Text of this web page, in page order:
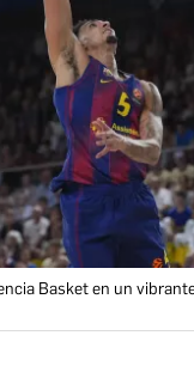
Basket en un